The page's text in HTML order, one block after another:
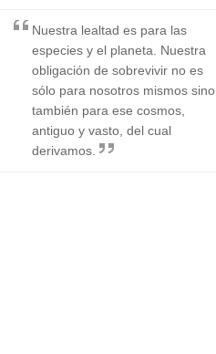
Nuestra lealtad es para las
especies y el planeta. Nuestra
obligación de sobrevivir no es
sólo para nosotros mismos sino
también para ese cosmos,
antiguo y vasto, del cual
derivamos.